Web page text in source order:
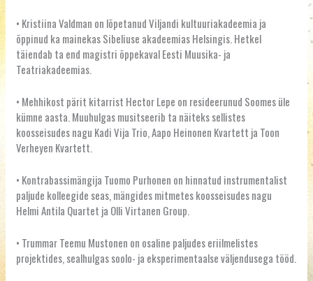
• Kristiina Valdman on lõpetanud Viljandi kultuuriakadeemia ja
õppinud ka mainekas Sibeliuse akadeemias Helsingis. Hetkel
täiendab ta end magistri õppekaval Eesti Muusika- ja
Teatriakadeemias.
• Mehhikost pärit kitarrist Hector Lepe on resideerunud Soomes üle
kümne aasta. Muuhulgas musitseerib ta näiteks sellistes
koosseisudes nagu Kadi Vija Trio, Aapo Heinonen Kvartett ja Toon
Verheyen Kvartett.
• Kontrabassimängija Tuomo Purhonen on hinnatud instrumentalist
paljude kolleegide seas, mängides mitmetes koosseisudes nagu
Helmi Antila Quartet ja Olli Virtanen Group.
• Trummar Teemu Mustonen on osaline paljudes eriilmelistes
projektides, sealhulgas soolo- ja eksperimentaalse väljendusega tööd.